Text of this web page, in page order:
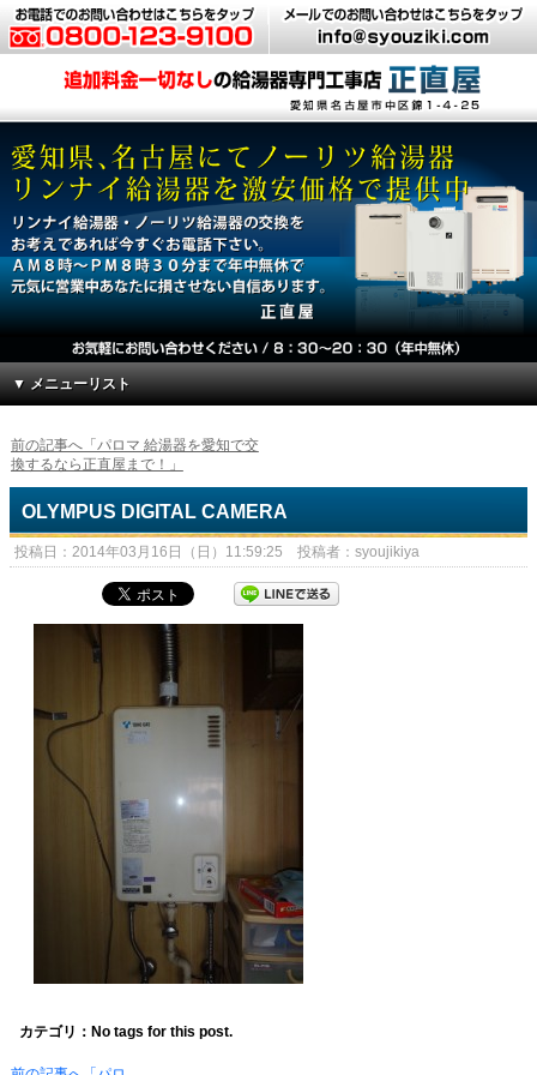
▼ メニューリスト
前の記事へ「パロマ 給湯器を愛知で交
換するなら正直屋まで！」
OLYMPUS DIGITAL CAMERA
投稿日：2014年03月16日（日）11:59:25 投稿者：syoujikiya
カテゴリ：No tags for this post.